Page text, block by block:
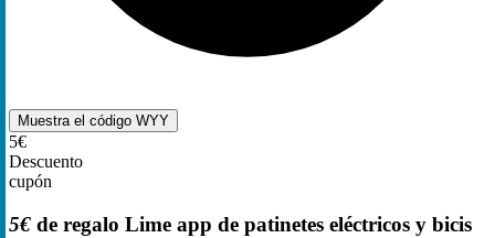
Muestra el código WYY
5€
Descuento
cupón
5€ de regalo Lime app de patinetes eléctricos y bicis